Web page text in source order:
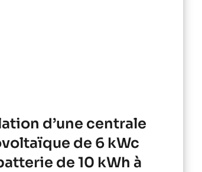
d’une centrale
de 6 kWc
de 10 kWh à